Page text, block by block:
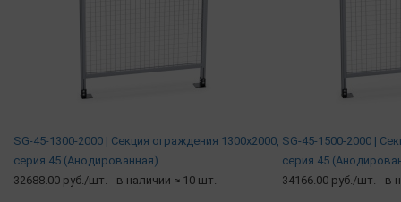
SG-45-1300-2000 | Секция ограждения 1300х2000,
серия 45 (Анодированная)
32688.00 руб./шт. - в наличии ≈ 10 шт.
SG-45-1500-2000 |
серия 45
34166.00 руб./шт. - в